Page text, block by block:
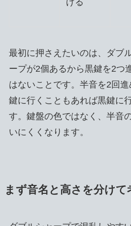
げる
最初に押さえたいのは、ダブ
ープが2個あるから黒鍵を2つ
はないことです。半音を2回
鍵に行くこともあれば黒鍵に
す。鍵盤の色ではなく、半音
いにくくなります。
まず音名と高さを分けて